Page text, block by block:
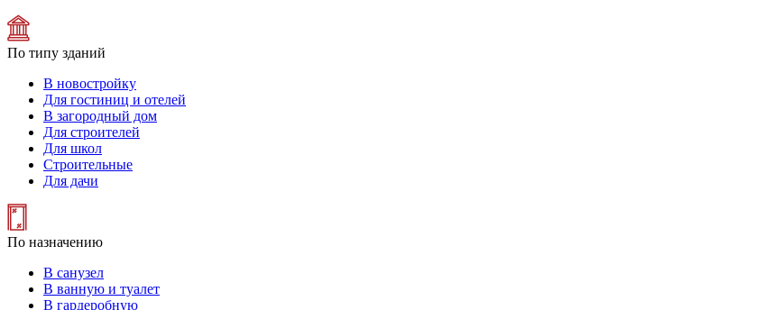
По типу зданий
В новостройку
Для гостиниц и отелей
В загородный дом
Для строителей
Для школ
Строительные
Для дачи
По назначению
В санузел
В ванную и туалет
В гардеробную